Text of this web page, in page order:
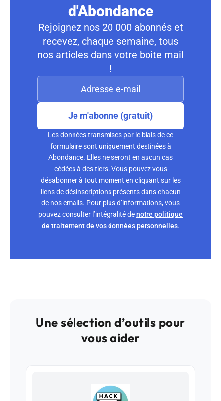
d'Abondance
Rejoignez nos 20 000 abonnés et
recevez, chaque semaine, tous
nos articles dans votre boite mail
!
Je m'abonne (gratuit)
Les données transmises par le biais de ce
formulaire sont uniquement destinées à
Abondance. Elles ne seront en aucun cas
cédées à des tiers. Vous pouvez vous
désabonner à tout moment en cliquant sur les
liens de désinscriptions présents dans chacun
de nos emails. Pour plus d’informations, vous
pouvez consulter l’intégralité denotre politique
de traitement de vos données personnelles.
Une sélection d’outils pour
vous aider